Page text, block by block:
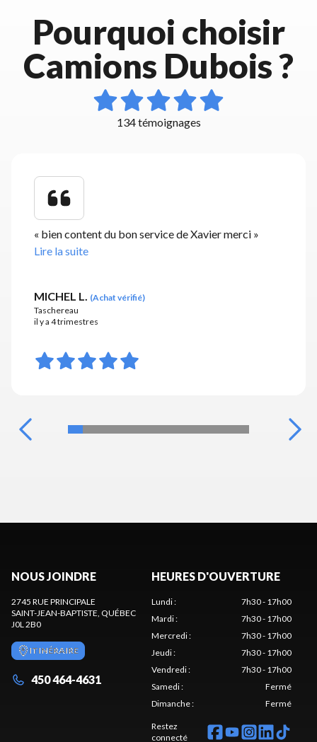
Pourquoi choisir
Camions Dubois ?
134 témoignages
« bien content du bon service de Xavier merci »
Lire la suite
MICHEL L. (Achat vérifié)
Taschereau
il y a 4 trimestres
NOUS JOINDRE
2745 RUE PRINCIPALE
SAINT-JEAN-BAPTISTE , QUÉBEC
J0L 2B0
ITINÉRAIRE
450 464-4631
HEURES D'OUVERTURE
Lundi:
7h30 - 17h00
Mardi:
7h30 - 17h00
Mercredi:
7h30 - 17h00
Jeudi:
7h30 - 17h00
Vendredi:
7h30 - 17h00
Samedi:
Fermé
Dimanche: Fermé
Restez
connecté